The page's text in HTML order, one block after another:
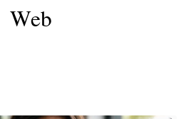
Web